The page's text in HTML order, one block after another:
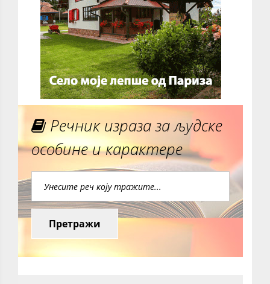
Речник израза за људске
особине и карактере
Претражи